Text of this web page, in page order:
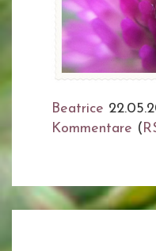
Beatrice
Kommentare (